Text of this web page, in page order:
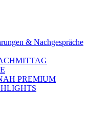
& Nachgespräche
PREMIUM